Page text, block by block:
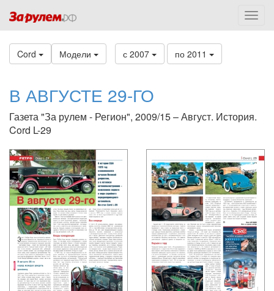
Cord Модели с 2007 по 2011
В АВГУСТЕ 29-ГО
Газета "За рулем - Регион", 2009/15 – Август. История.
Cord L-29